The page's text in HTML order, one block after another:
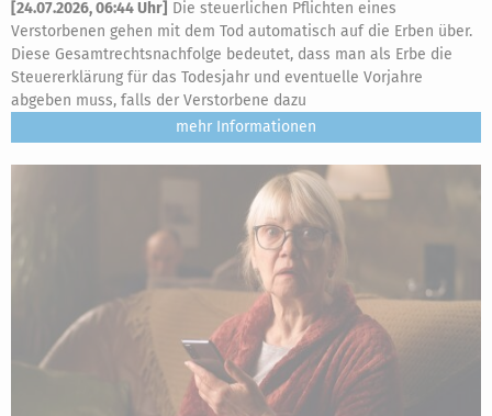
[24.07.2026, 06:44 Uhr] Die steuerlichen Pflichten eines
Verstorbenen gehen mit dem Tod automatisch auf die Erben über.
Diese Gesamtrechtsnachfolge bedeutet, dass man als Erbe die
Steuererklärung für das Todesjahr und eventuelle Vorjahre
abgeben muss, falls der Verstorbene dazu
mehr